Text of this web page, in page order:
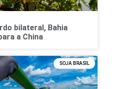
bilateral, Bahia
a China
SOJA BRASIL